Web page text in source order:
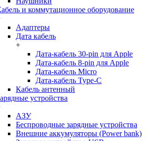
и коммутационное оборудование
Адаптеры
Дата кабель
+
Дата-кабель 30-pin для Apple
Дата-кабель 8-pin для Apple
Дата-кабель Micro
Дата-кабель Type-C
Кабель антенный
устройства
АЗУ
Беспроводные зарядные устройства
Внешние аккумуляторы (Power bank)